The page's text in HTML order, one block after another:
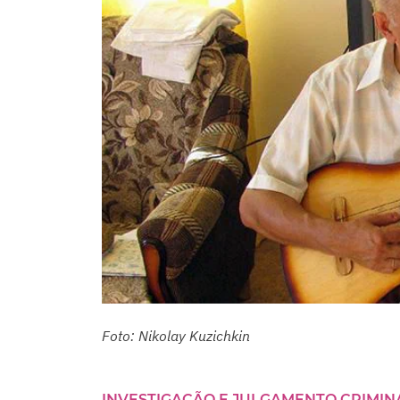
Foto: Nikolay Kuzichkin